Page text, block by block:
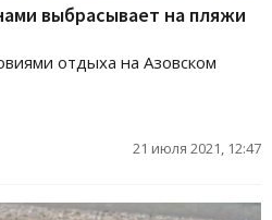
выбрасывает на пляжи
отдыха на Азовском
21 июля 2021, 12:47